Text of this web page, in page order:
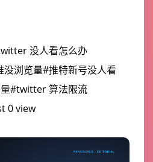
没人看怎么办
没浏览量#推特新号没人看
#twitter 算法限流
0 view